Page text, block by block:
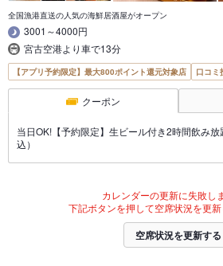
全国漁港直送の人気の海鮮居酒屋がオープン
3001～4000円
宮古空港より車で13分
【アプリ予約限定】最大800ポイント還元対象店 口コミ
クーポン
当日OK!【予約限定】生ビール付き2時間飲み
込）
カレンダーの更新に失敗し
下記ボタンを押して空席状況を更新
空席状況を更新する